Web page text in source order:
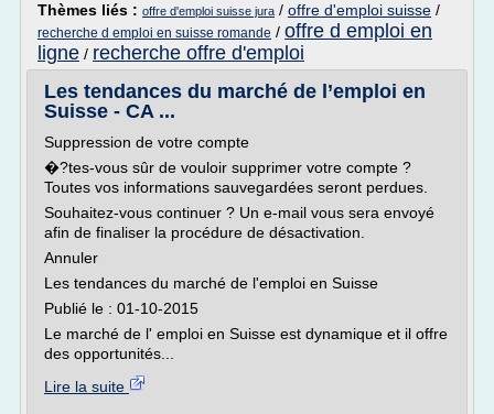
Thèmes liés : offre d'emploi suisse jura / offre d'emploi suisse /
recherche d emploi en suisse romande / offre d emploi en
ligne / recherche offre d'emploi
Les tendances du marché de l’emploi en
Suisse - CA ...
Suppression de votre compte
�?tes-vous sûr de vouloir supprimer votre compte ?
Toutes vos informations sauvegardées seront perdues.
Souhaitez-vous continuer ? Un e-mail vous sera envoyé
afin de finaliser la procédure de désactivation.
Annuler
Les tendances du marché de l'emploi en Suisse
Publié le : 01-10-2015
Le marché de l' emploi en Suisse est dynamique et il offre
des opportunités...
Lire la suite